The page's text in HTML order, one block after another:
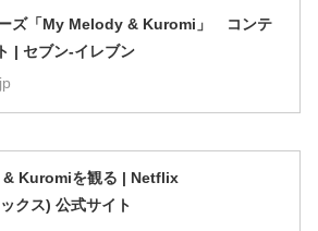
ズ「My Melody & Kuromi」 コンテ
| セブン-イレブン
Kuromi を観 る | Netflix
ク ス ) 公 式サ イ ト